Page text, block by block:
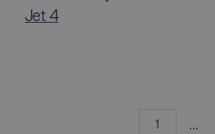
Jet 4
1 ...